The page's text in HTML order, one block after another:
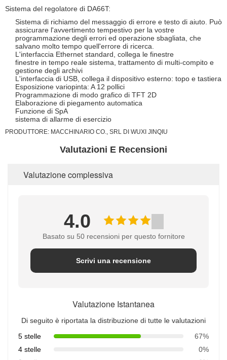
Sistema del regolatore di DA66T:
Sistema di richiamo del messaggio di errore e testo di aiuto. Può
assicurare l'avvertimento tempestivo per la vostre
programmazione degli errori ed operazione sbagliata, che
salvano molto tempo quell'errore di ricerca.
L'interfaccia Ethernet standard, collega le finestre
finestre in tempo reale sistema, trattamento di multi-compito e
gestione degli archivi
L'interfaccia di USB, collega il dispositivo esterno: topo e tastiera
Esposizione variopinta: A 12 pollici
Programmazione di modo grafico di TFT 2D
Elaborazione di piegamento automatica
Funzione di SpA
sistema di allarme di esercizio
PRODUTTORE: MACCHINARIO CO., SRL DI WUXI JINQIU
Valutazioni E Recensioni
Valutazione complessiva
4.0
Basato su 50 recensioni per questo fornitore
Scrivi una recensione
Valutazione Istantanea
Di seguito è riportata la distribuzione di tutte le valutazioni
5 stelle
67%
4 stelle
0%